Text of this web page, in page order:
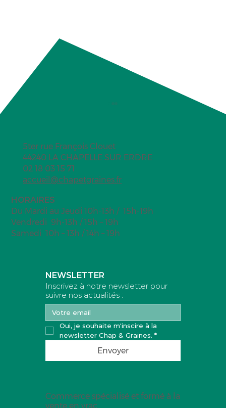
Nuggets de pois chiches, sauce tahini
5ter rue François Clouet
44240 LA CHAPELLE SUR ERDRE
02 18 03 15 71
accueil@chapetgraines.fr
HORAIRES
Du Mardi au Jeudi 10h-13h / 15h-19h
Vendredi 9h-13h / 15h – 19h
Samedi 10h – 13h / 14h – 19h
NEWSLETTER
Inscrivez à notre newsletter pour
suivre nos actualités :
Oui, je souhaite m'inscire à la
newsletter Chap & Graines. *
Envoyer
Commerce spécialisé et formé à la
vente en vrac.